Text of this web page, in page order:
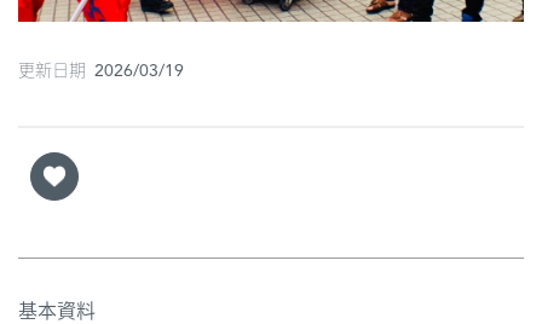
士
更新日期 2026/03/19
基本資料